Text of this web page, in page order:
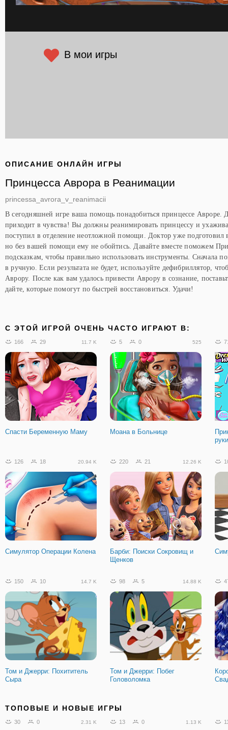
В мои игры
ОПИСАНИЕ ОНЛАЙН ИГРЫ
Принцесса Аврора в Реанимации
princessa_avrora_v_reanimacii
В сегодняшней игре ваша помощь понадобиться принцессе Авроре.
приходит в чувства! Вы должны реанимировать принцессу и
поступил в отделение неотложной помощи. Доктор уже подготовил
но без вашей помощи ему не обойтись. Давайте вместе поможем
подсказкам, чтобы правильно использовать инструменты. Сначала
в ручную. Если результата не будет, используйте дефибриллятор,
Аврору. После как вам удалось привести Аврору в сознание,
дайте, которые помогут по быстрей восстановиться. Удачи!
C ЭТОЙ ИГРОЙ ОЧЕНЬ ЧАСТО ИГРАЮТ В:
166 29 11.7 K
Спасти Беременную Маму
5 0 525
Моана в Больнице
руки
126 18 20.94 K
Симулятор Операции Колена
220 21 12.26 K
Барби: Поиски Сокровищ и
Щенков
150 10 14.7 K
Том и Джерри: Похититель
Сыра
98 5 14.88 K
Том и Джерри: Побег
Головоломка
ТОПОВЫЕ И НОВЫЕ ИГРЫ
30 0 2.31 K 13 0 1.13 K